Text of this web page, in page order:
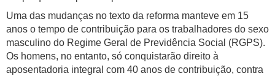
Uma das mudanças no texto da reforma manteve em 15
anos o tempo de contribuição para os trabalhadores do sexo
masculino do Regime Geral de Previdência Social (RGPS).
Os homens, no entanto, só conquistarão direito à
aposentadoria integral com 40 anos de contribuição, contra